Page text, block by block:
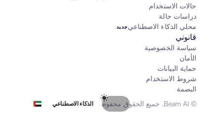
حالات الاستخدام
دراسات حالة
محلي الذكاء الاصطناعيجديد
قانوني
سياسة الخصوصية
الأمان
حماية البيانات
شروط الاستخدام
البصمة
© Beam AI. جميع الحقوق محفوظة 2026
Select Language
الذكاء الاصطناعي